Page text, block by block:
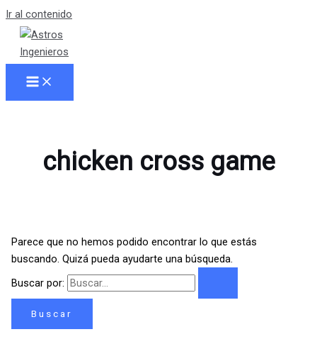
Ir al contenido
chicken cross game
Parece que no hemos podido encontrar lo que estás
buscando. Quizá pueda ayudarte una búsqueda.
Buscar por: